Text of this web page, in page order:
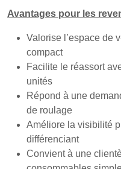
Avantages pour les
Valorise l’espace de
compact
Facilite le réassort
unités
Répond à une
de roulage
Améliore la visibilité
différenciant
Convient à une